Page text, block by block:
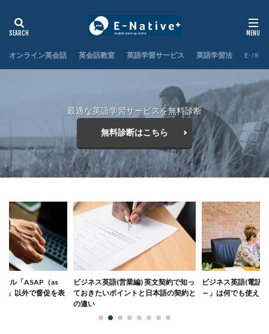
オンライン英会話 英会話教室 英語学習サービス 英語学習法 E-
最適な英語学習サービスを無料診断
無料診断はこちら
) 英文契約で知っ
と日本語の契約と
ビジネス英語(電話編)：「May I have
～」は何でも使える便利な表現
ビジネス英語(メー
の書き方9原則｜あ